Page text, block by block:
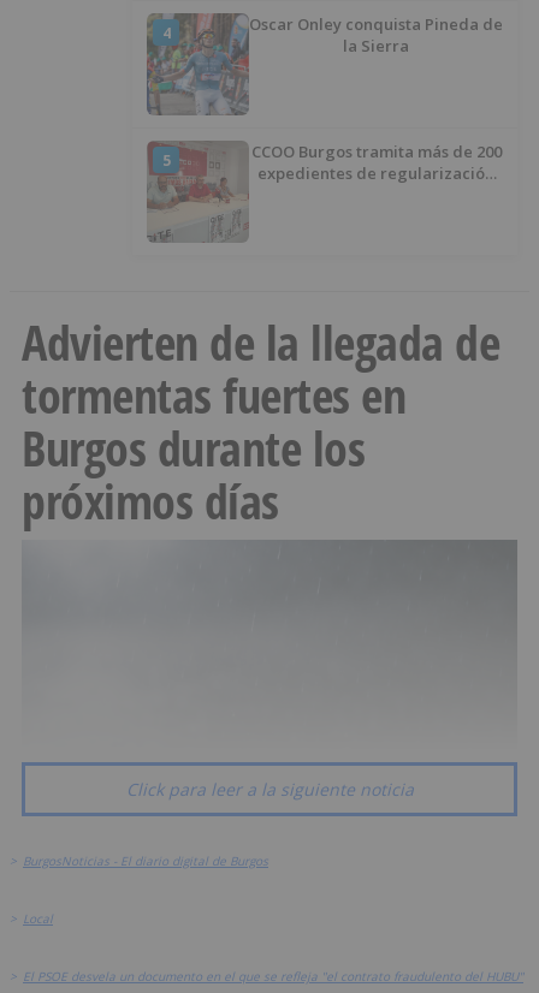
4
Oscar Onley conquista Pineda de
la Sierra
5
CCOO Burgos tramita más de 200
expedientes de regularización
Advierten de la llegada de
tormentas fuertes en
Burgos durante los
próximos días
Click para leer a la siguiente noticia
> BurgosNoticias - El diario digital de Burgos
> Local
> El PSOE desvela un documento en el que se refleja "el contrato fraudulento del HUBU"